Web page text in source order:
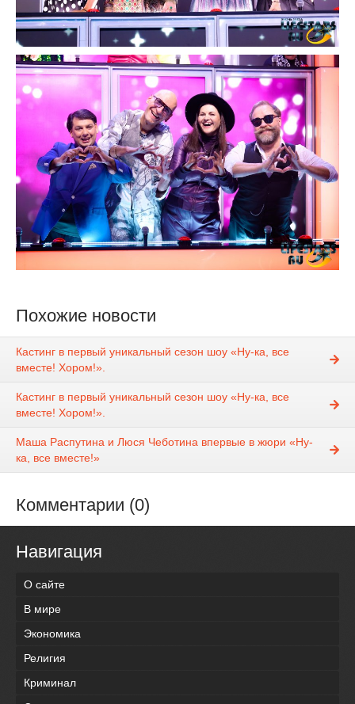
Похожие новости
Кастинг в первый уникальный сезон шоу «Ну-ка, все
вместе! Хором!».
Кастинг в первый уникальный сезон шоу «Ну-ка, все
вместе! Хором!».
Маша Распутина и Люся Чеботина впервые в жюри «Ну-
ка, все вместе!»
Комментарии (0)
Навигация
О сайте
В мире
Экономика
Религия
Криминал